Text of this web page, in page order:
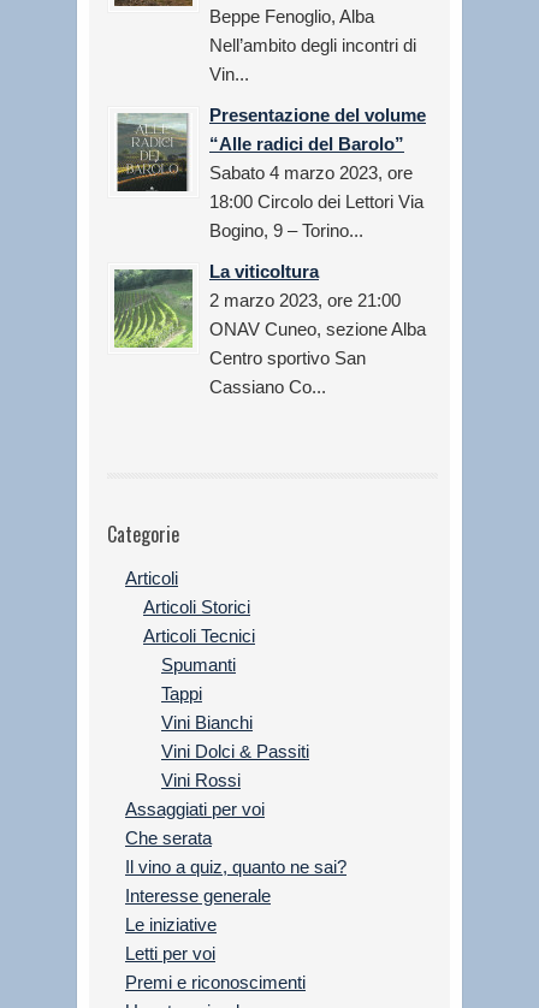
Beppe Fenoglio, Alba
Nell’ambito degli incontri di
Vin...
Presentazione del volume
“Alle radici del Barolo”
Sabato 4 marzo 2023, ore
18:00 Circolo dei Lettori Via
Bogino, 9 – Torino...
La viticoltura
2 marzo 2023, ore 21:00
ONAV Cuneo, sezione Alba
Centro sportivo San
Cassiano Co...
Categorie
Articoli
Articoli Storici
Articoli Tecnici
Spumanti
Tappi
Vini Bianchi
Vini Dolci & Passiti
Vini Rossi
Assaggiati per voi
Che serata
Il vino a quiz, quanto ne sai?
Interesse generale
Le iniziative
Letti per voi
Premi e riconoscimenti